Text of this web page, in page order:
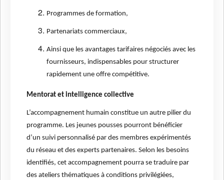
Programmes de formation,
Partenariats commerciaux,
Ainsi que les avantages tarifaires négociés avec les
fournisseurs, indispensables pour structurer
rapidement une offre compétitive.
Mentorat et intelligence collective
L’accompagnement humain constitue un autre pilier du
programme. Les jeunes pousses pourront bénéficier
d’un suivi personnalisé par des membres expérimentés
du réseau et des experts partenaires. Selon les besoins
identifiés, cet accompagnement pourra se traduire par
des ateliers thématiques à conditions privilégiées,